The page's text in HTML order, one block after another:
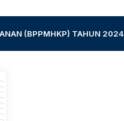
(BPPMHKP) TAHUN 2024